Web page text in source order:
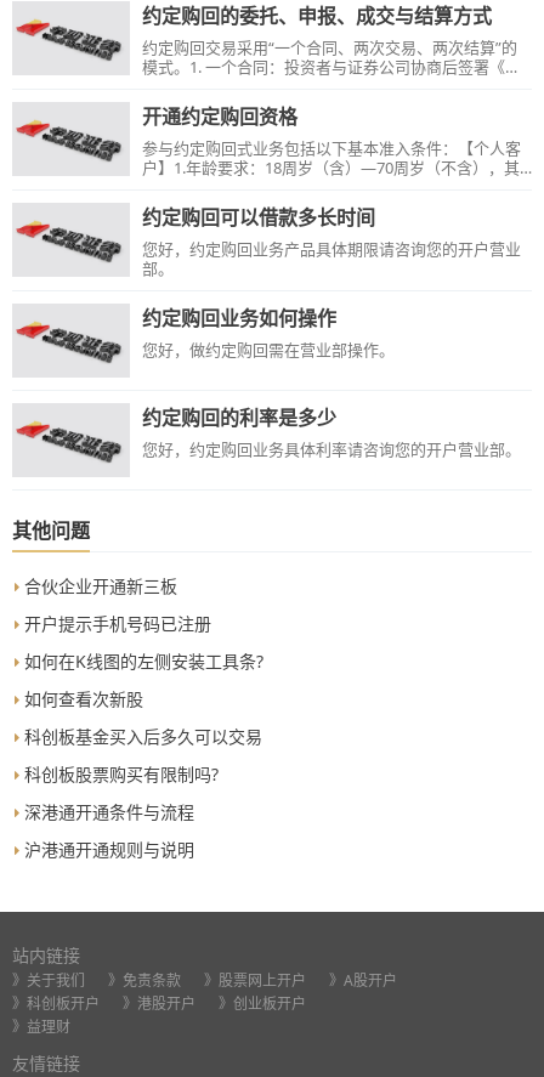
约定购回的委托、申报、成交与结算方式
约定购回交易采用“一个合同、两次交易、两次结算”的
模式。1. 一个合同：投资者与证券公司协商后签署《交
两次交易：投资者委托证券公司进行初始交易、购回交
易两次申报，由交易所确认成交，并发送成交回报。标
的证券停牌的，不影响购回交易的进行。3.两次结算：
中登公司根据交易所的成交数据，对两次交易采用T+1日
逐笔全额清算、非担保交收。资金在T+2日到账。
开通约定购回资格
参与约定购回式业务包括以下基本准入条件：【个人客
户】1.年龄要求：18周岁（含）—70周岁（不含），其
购回证券交易业务的承诺与申明》；2.资产要求：在我
司账户总资产达到10万元以上；3.有良好的信用记录。
【机构客户】在我司普通账户总资产达到10万元以上。
因有些营业部无业务资格，如需开通该业务建议您先与
开户营业部联系确认。
约定购回可以借款多长时间
您好，约定购回业务产品具体期限请咨询您的开户营业
部。
约定购回业务如何操作
您好，做约定购回需在营业部操作。
约定购回的利率是多少
您好，约定购回业务具体利率请咨询您的开户营业部。
其他问题
合伙企业开通新三板
开户提示手机号码已注册
如何在K线图的左侧安装工具条?
如何查看次新股
科创板基金买入后多久可以交易
科创板股票购买有限制吗?
深港通开通条件与流程
沪港通开通规则与说明
站内链接
》关于我们 》免责条款 》股票网上开户
》A股开户
》科创板开户
》港股开户
》创业板开户
》益理财
友情链接